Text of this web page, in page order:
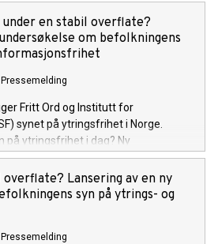
under en stabil overflate?
om befolkningens
Pressemelding
Fritt Ord og Institutt for
synet på ytringsfrihet i Norge.
på ytringsfrihet i dag? Ny
Fritt Ord og ISF inviterer til
under en stabil overflate? og
8. juni 2026 kl. 9.00–11.00 i
2, Oslo.
Lansering av en ny
syn på ytrings- og
Pressemelding